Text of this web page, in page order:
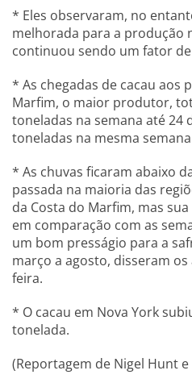
* Eles observaram, no
melhorada para a produção
continuou sendo um fator
* As chegadas de cacau aos
Marfim, o maior produtor,
toneladas na semana até 24
toneladas na mesma
* As chuvas ficaram abaixo
passada na maioria das
da Costa do Marfim, mas
em comparação com as
um bom presságio para a
março a agosto, disseram
feira.
* O cacau em Nova York
tonelada.
(Reportagem de Nigel Hunt